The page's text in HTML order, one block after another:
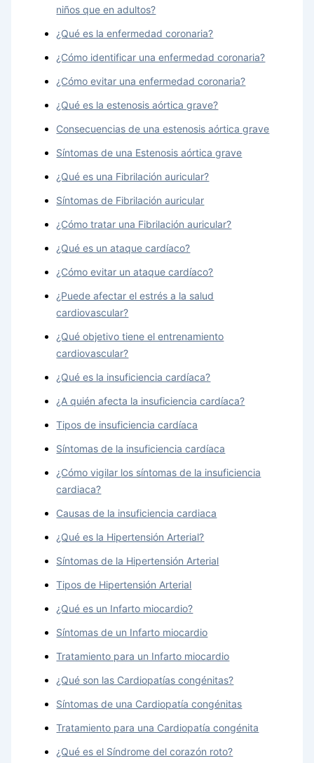
niños que en adultos?
¿Qué es la enfermedad coronaria?
¿Cómo identificar una enfermedad coronaria?
¿Cómo evitar una enfermedad coronaria?
¿Qué es la estenosis aórtica grave?
Consecuencias de una estenosis aórtica grave
Síntomas de una Estenosis aórtica grave
¿Qué es una Fibrilación auricular?
Síntomas de Fibrilación auricular
¿Cómo tratar una Fibrilación auricular?
¿Qué es un ataque cardíaco?
¿Cómo evitar un ataque cardíaco?
¿Puede afectar el estrés a la salud
cardiovascular?
¿Qué objetivo tiene el entrenamiento
cardiovascular?
¿Qué es la insuficiencia cardíaca?
¿A quién afecta la insuficiencia cardíaca?
Tipos de insuficiencia cardíaca
Síntomas de la insuficiencia cardíaca
¿Cómo vigilar los síntomas de la insuficiencia
cardiaca?
Causas de la insuficiencia cardiaca
¿Qué es la Hipertensión Arterial?
Síntomas de la Hipertensión Arterial
Tipos de Hipertensión Arterial
¿Qué es un Infarto miocardio?
Síntomas de un Infarto miocardio
Tratamiento para un Infarto miocardio
¿Qué son las Cardiopatías congénitas?
Síntomas de una Cardiopatía congénitas
Tratamiento para una Cardiopatía congénita
¿Qué es el Síndrome del corazón roto?